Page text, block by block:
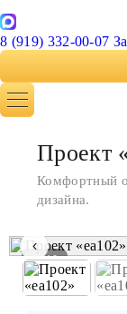
8 (919) 332-00-07
1 / 10
‹
Проект
Комфортный
дизайна.